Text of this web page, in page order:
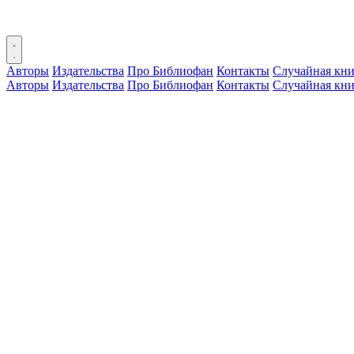
Авторы Издательства Про Библиофан Контакты Случайная
Авторы Издательства Про Библиофан Контакты Случайная